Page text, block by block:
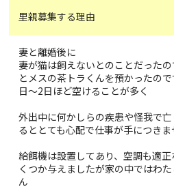
里親募集する理由
妻と離婚後に
妻が猫は飼えないとのことだった
とメスの茶トラくんを預かったの
日〜2日ほど空けることが多く
外出中に何かしらの疾患や怪我で
るととても心配で仕事が手につきま
給餌機は設置してあり、空調も適
くつか与えましたが家の中ではわ
ん